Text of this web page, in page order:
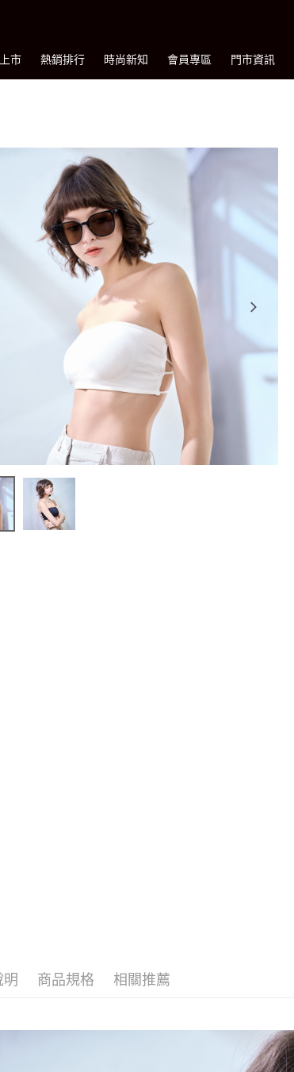
市 熱銷排行 時尚新知 會員專區 門市資訊
明 商品規格 相關推薦